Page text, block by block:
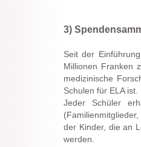
3)
Seit der
Millionen Franken
medizinische
Schulen für ELA ist.
Jeder Schüler
der Kinder, die an
werden.